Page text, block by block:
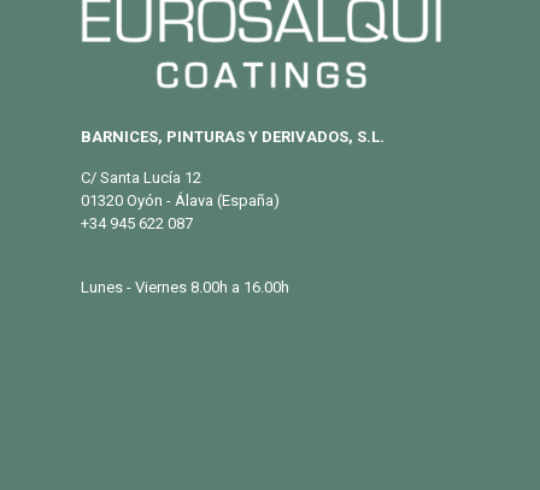
BARNICES, PINTURAS Y DERIVADOS, S.L.
C/ Santa Lucía 12
01320 Oyón - Álava (España)
+34 945 622 087
Lunes - Viernes 8.00h a 16.00h